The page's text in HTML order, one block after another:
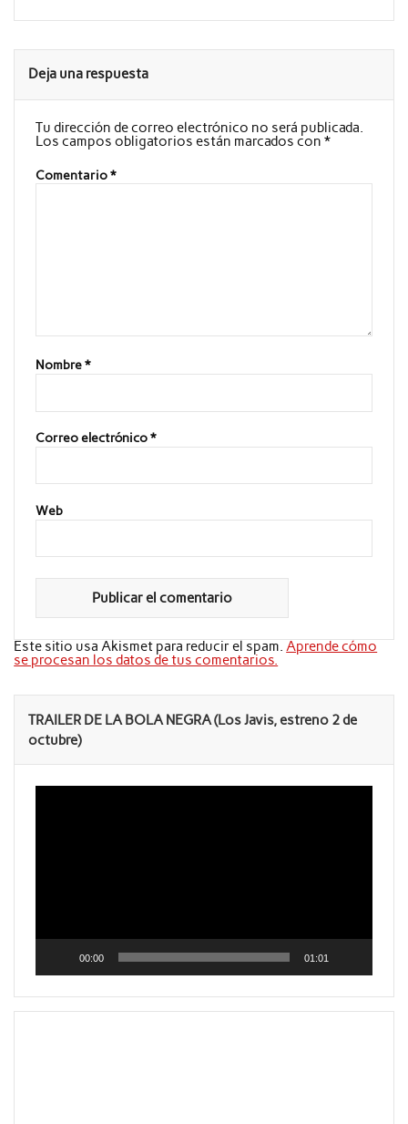
Deja una respuesta
Tu dirección de correo electrónico no será publicada.
Los campos obligatorios están marcados con *
Comentario*
Nombre*
Correo electrónico*
Web
Este sitio usa Akismet para reducir el spam.Aprende cómo
se procesan los datos de tus comentarios.
TRAILER DE LA BOLA NEGRA (Los Javis, estreno 2 de
octubre)
Reproductor
00:00 01:01